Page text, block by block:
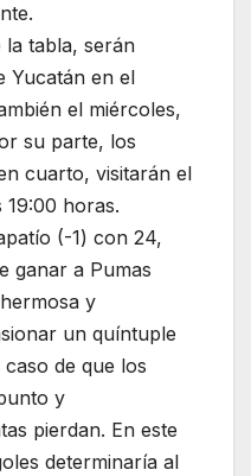
la tabla, serán
Yucatán en el
el miércoles,
su parte, los
cuarto, visitarán el
19:00 horas.
(-1) con 24,
ganar a Pumas
y
un quíntuple
de que los
y
pierdan. En este
determinaría al